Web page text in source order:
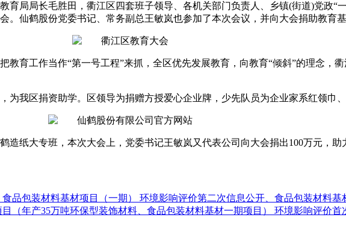
育局局长毛胜田，衢江区四套班子领导、各机关部门负责人、乡镇(街道)党政“
仙鹤股份党委书记、常务副总王敏岚也参加了本次会议，并向大会捐助教育基
育工作当作“第一号工程”来抓，全区优先发展教育，向教育“倾斜”的理念，
我区捐资助学。区领导为捐赠方授爱心企业牌，少先队员为企业家系红领巾、
造纸大专班，本次大会上，党委书记王敏岚又代表公司向大会捐出100万元，
品包装材料基材项目（一期） 环境影响评价第二次信息公开、食品包装材料基
（年产35万吨环保型装饰材料、食品包装材料基材一期项目） 环境影响评价首